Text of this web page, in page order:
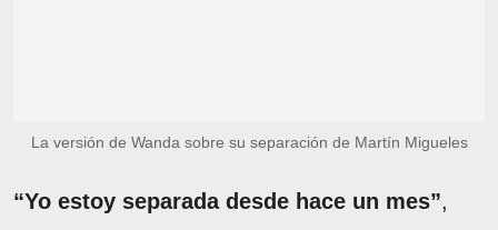
La versión de Wanda sobre su separación de Martín Migueles
“Yo estoy separada desde hace un mes”,